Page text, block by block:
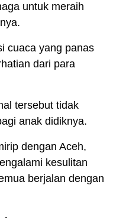
untuk meraih
cuaca yang panas
dari para
tersebut tidak
anak didiknya.
dengan Aceh,
kesulitan
berjalan dengan